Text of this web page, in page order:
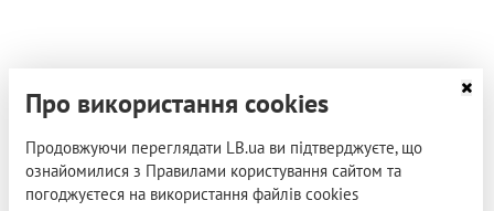
Про використання cookies
Продовжуючи переглядати LB.ua ви підтверджуєте, що
ознайомилися з Правилами користування сайтом та
погоджуєтеся на використання файлів cookies